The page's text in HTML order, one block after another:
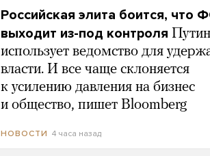
Российская элита боится, что
выходит из-под контроля Путин
использует ведомство для
власти. И все чаще склоняется
к усилению давления на бизнес
и общество, пишет Bloomberg
НОВОСТИ 4 часа назад